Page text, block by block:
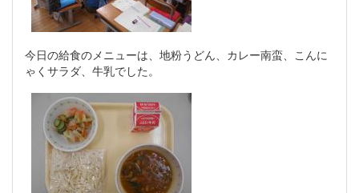
今日の給食のメニューは、地粉うどん、カレー南蛮、こんに
ゃくサラダ、牛乳でした。